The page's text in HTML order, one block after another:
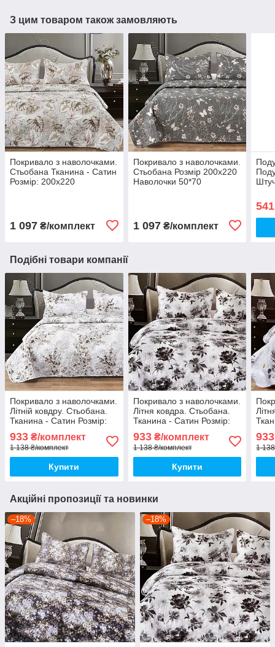
З цим товаром також замовляють
Покривало з наволочками.
Стьобана Тканина - Сатин
Розмір: 200х220
1 097 ₴/комплект
Покривало з наволочками.
Стьобана Розмір 200х220
Наволочки 50*70
1 097₴/комплект
541
Подібні товари компанії
Покривало з наволочками.
Літній ковдру. Стьобана.
Тканина - Сатин Розмір:
200х220 Наволочки: 50*70
933 ₴/комплект
1 138 ₴/комплект
Купити
Покривало з наволочками.
Літня ковдра. Стьобана.
Тканина - Сатин Розмір:
200х230 Наволочки: 50*70
933₴/комплект
1 138 ₴/комплект
Купити
933
1
Акційні пропозиції та новинки
–18% –18%